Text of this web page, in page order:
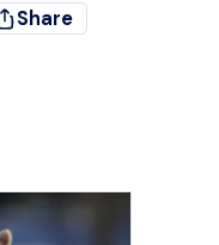
Share